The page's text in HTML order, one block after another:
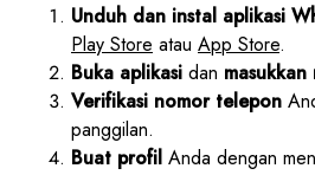
Unduh dan instal aplikasi
Play Store atau App Store.
Buka aplikasi dan
Verifikasi nomor telepon
panggilan.
Buat profil Anda dengan